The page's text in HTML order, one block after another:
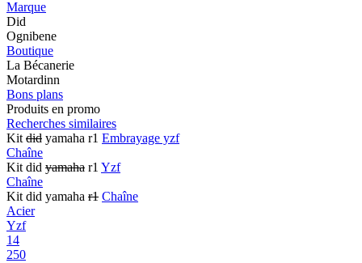
Marque
Did
Ognibene
Boutique
La Bécanerie
Motardinn
Bons plans
Produits en promo
Recherches similaires
Kit did yamaha r1 Embrayage yzf
Chaîne
Kit did yamaha r1 Yzf
Chaîne
Kit did yamaha r1 Chaîne
Acier
Yzf
14
250